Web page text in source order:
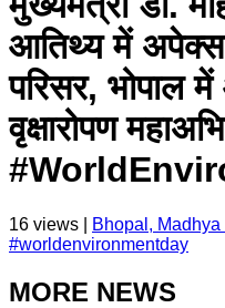
आतिथ्य में
परिसर, भोपाल
वृक्षारोपण
16 views | Bhopal, Madhya
#worldenvironmentday
MORE NEWS